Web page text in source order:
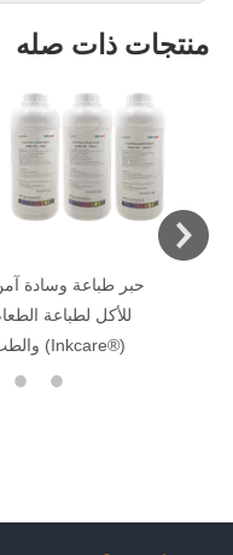
منتجات ذات صله
علامات MarkCare®
الصالحة للأكل لخبز الديكور
الغذائي